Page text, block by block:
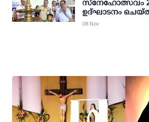
സ്നേഹോത്സവം
ഉദ്ഘാടനം
08 Nov